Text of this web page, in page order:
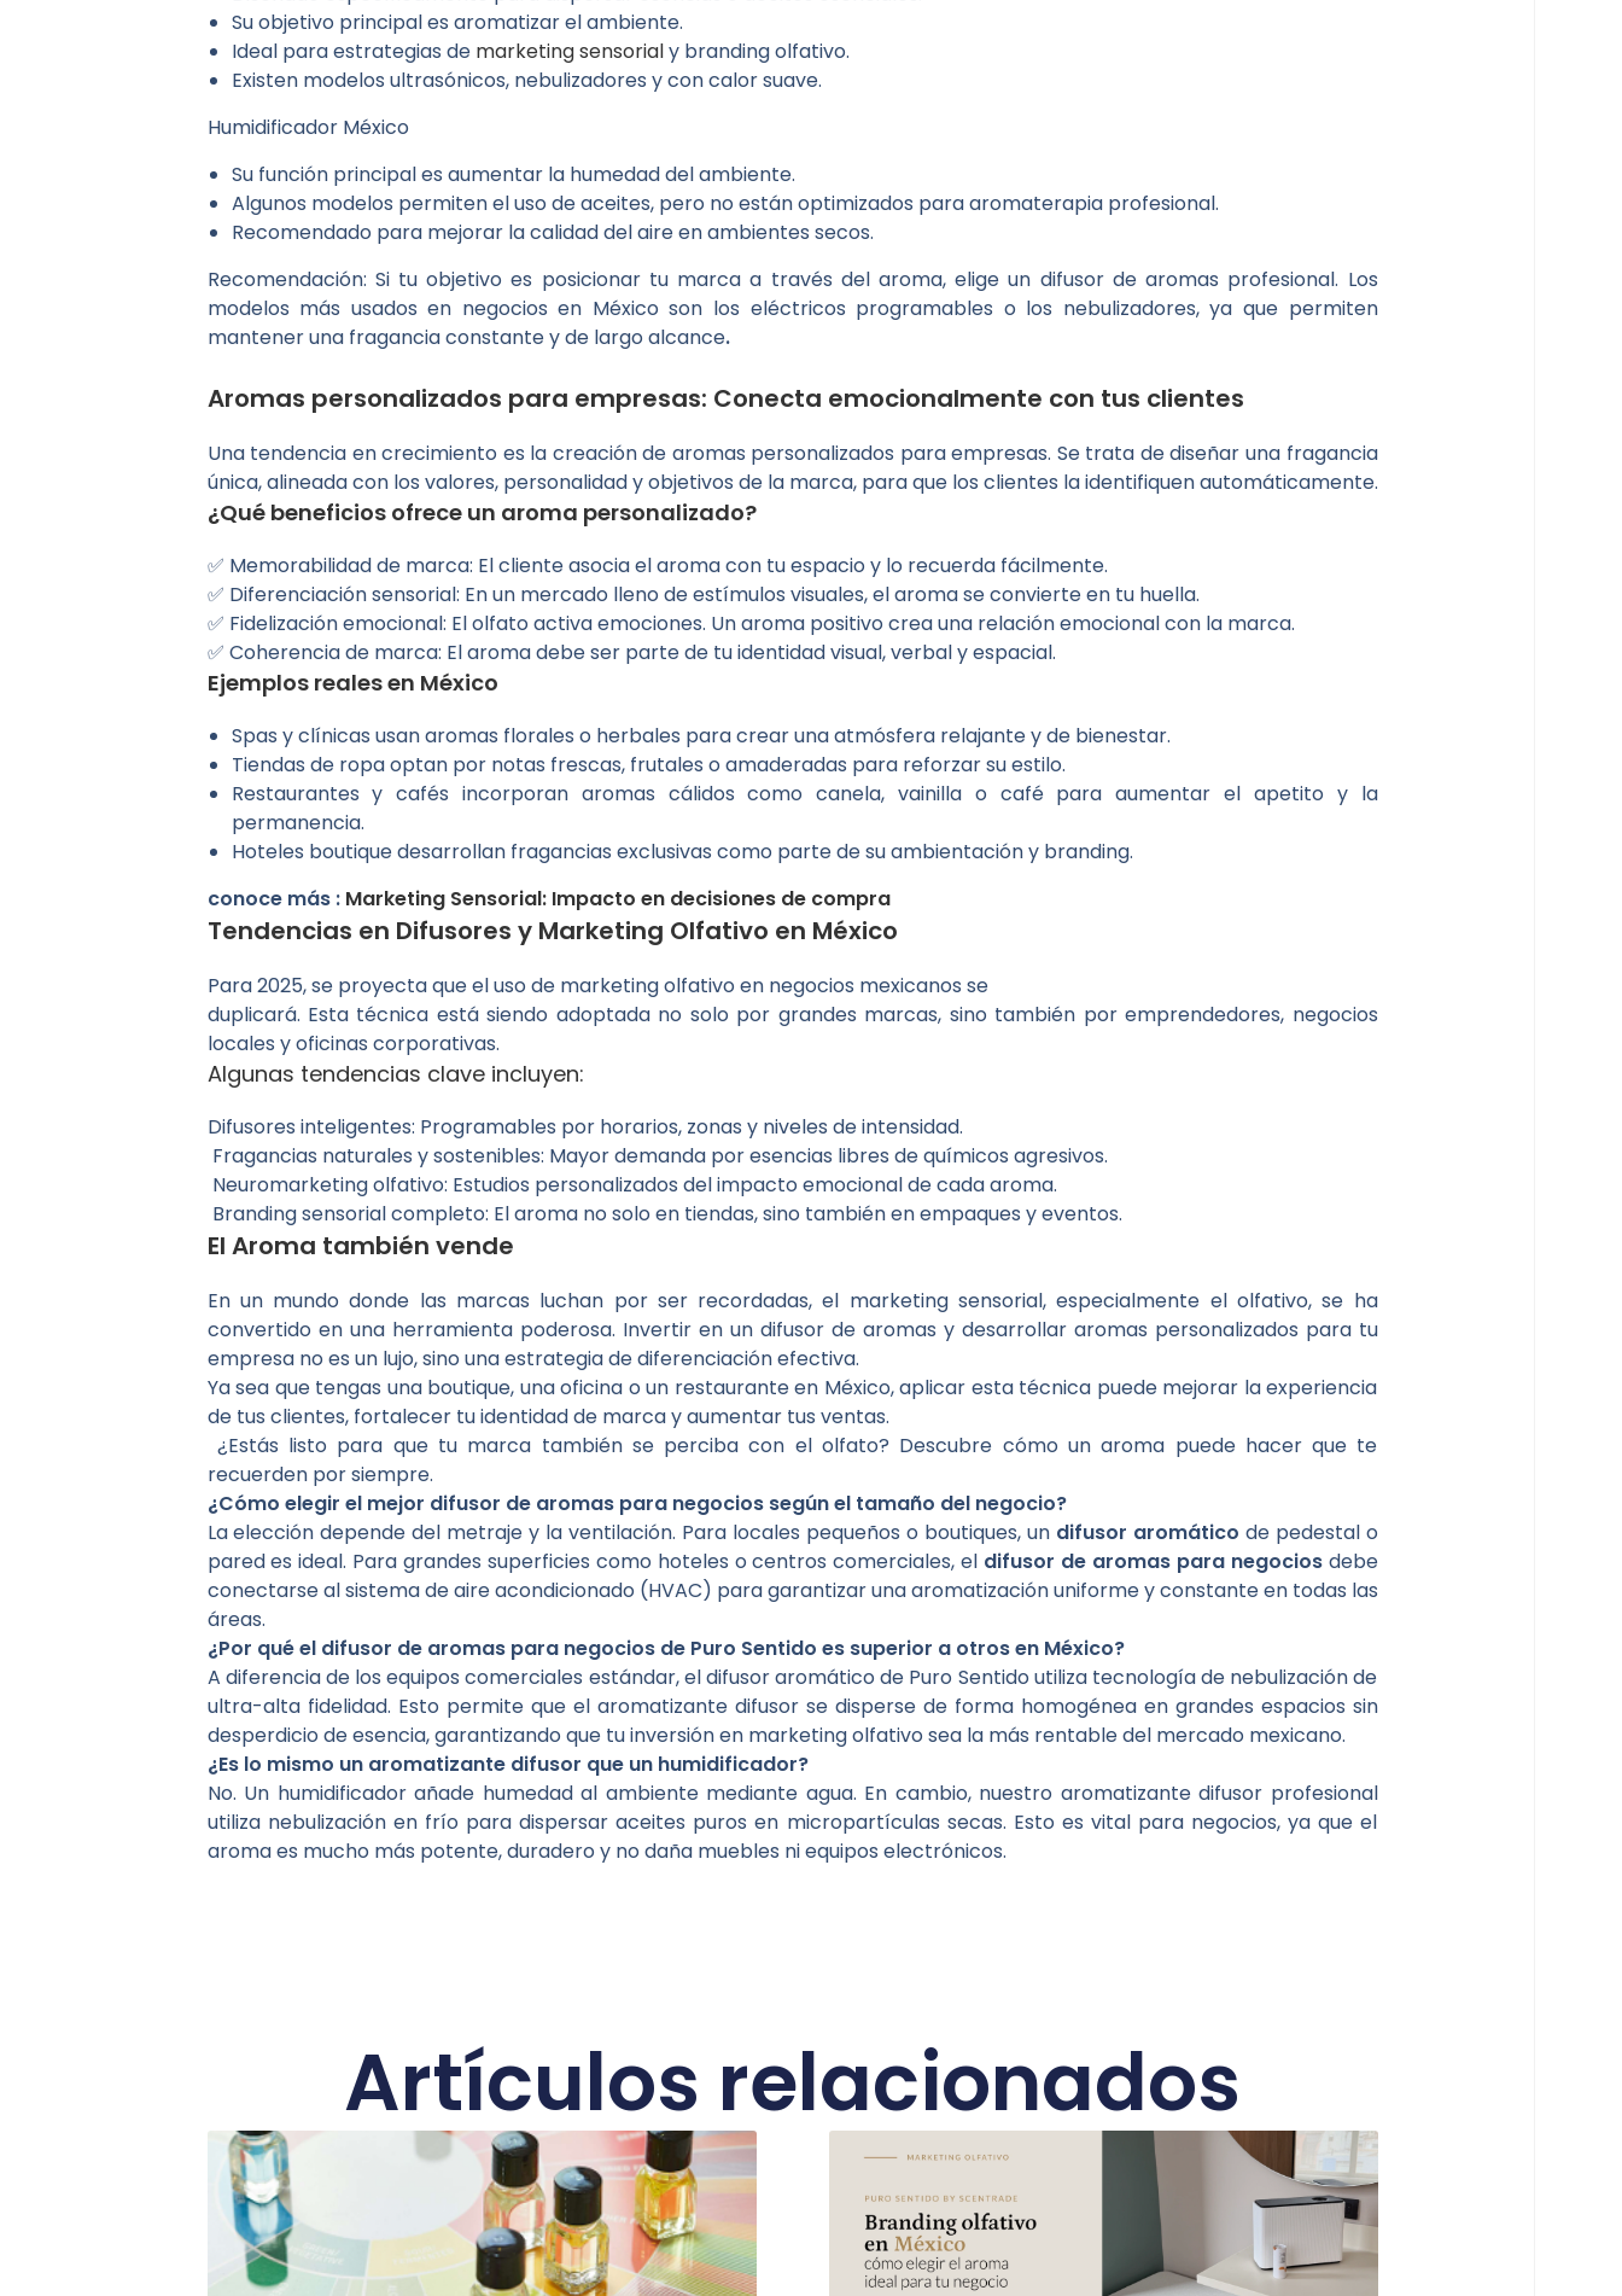
Su objetivo principal es aromatizar el ambiente.
Ideal para estrategias de marketing sensorialy branding olfativo.
Existen modelos ultrasónicos, nebulizadores y con calor suave.
Humidificador México
Su función principal es aumentar la humedad del ambiente.
Algunos modelos permiten el uso de aceites, pero no están optimizados para aromaterapia profesional.
Recomendado para mejorar la calidad del aire en ambientes secos.
Recomendación: Si tu objetivo es posicionar tu marca a través del aroma, elige un difusor de aromas profesional. Los
modelos más usados en negocios en México son los eléctricos programables o los nebulizadores, ya que permiten
mantener una fragancia constante y de largo alcance.
Aromas personalizados para empresas: Conecta emocionalmente con tus clientes
Una tendencia en crecimiento es la creación de aromas personalizados para empresas. Se trata de diseñar una fragancia
única, alineada con los valores, personalidad y objetivos de la marca, para que los clientes la identifiquen automáticamente.
¿Qué beneficios ofrece un aroma personalizado?
✅ Memorabilidad de marca: El cliente asocia el aroma con tu espacio y lo recuerda fácilmente.
✅ Diferenciación sensorial: En un mercado lleno de estímulos visuales, el aroma se convierte en tu huella.
✅ Fidelización emocional: El olfato activa emociones. Un aroma positivo crea una relación emocional con la marca.
✅ Coherencia de marca: El aroma debe ser parte de tu identidad visual, verbal y espacial.
Ejemplos reales en México
Spas y clínicas usan aromas florales o herbales para crear una atmósfera relajante y de bienestar.
Tiendas de ropa optan por notas frescas, frutales o amaderadas para reforzar su estilo.
Restaurantes y cafés incorporan aromas cálidos como canela, vainilla o café para aumentar el apetito y la
permanencia.
Hoteles boutique desarrollan fragancias exclusivas como parte de su ambientación y branding.
conoce más : Marketing Sensorial: Impacto en decisiones de compra
Tendencias en Difusores y Marketing Olfativo en México
Para 2025, se proyecta que el uso de marketing olfativo en negocios mexicanos se
duplicará. Esta técnica está siendo adoptada no solo por grandes marcas, sino también por emprendedores, negocios
locales y oficinas corporativas.
Algunas tendencias clave incluyen:
Difusores inteligentes: Programables por horarios, zonas y niveles de intensidad.
Fragancias naturales y sostenibles: Mayor demanda por esencias libres de químicos agresivos.
Neuromarketing olfativo: Estudios personalizados del impacto emocional de cada aroma.
Branding sensorial completo: El aroma no solo en tiendas, sino también en empaques y eventos.
El Aroma también vende
En un mundo donde las marcas luchan por ser recordadas, el marketing sensorial, especialmente el olfativo, se ha
convertido en una herramienta poderosa. Invertir en un difusor de aromas y desarrollar aromas personalizados para tu
empresa no es un lujo, sino una estrategia de diferenciación efectiva.
Ya sea que tengas una boutique, una oficina o un restaurante en México, aplicar esta técnica puede mejorar la experiencia
de tus clientes, fortalecer tu identidad de marca y aumentar tus ventas.
¿Estás listo para que tu marca también se perciba con el olfato? Descubre cómo un aroma puede hacer que te
recuerden por siempre.
¿Cómo elegir el mejor difusor de aromas para negocios según el tamaño del negocio?
La elección depende del metraje y la ventilación. Para locales pequeños o boutiques, un difusor aromático de pedestal o
pared es ideal. Para grandes superficies como hoteles o centros comerciales, el difusor de aromas para negociosdebe
conectarse al sistema de aire acondicionado (HVAC) para garantizar una aromatización uniforme y constante en todas las
áreas.
¿Por qué el difusor de aromas para negocios de Puro Sentido es superior a otros en México?
A diferencia de los equipos comerciales estándar, el difusor aromático de Puro Sentido utiliza tecnología de nebulización de
ultra-alta fidelidad. Esto permite que el aromatizante difusor se disperse de forma homogénea en grandes espacios sin
desperdicio de esencia, garantizando que tu inversión en marketing olfativo sea la más rentable del mercado mexicano.
¿Es lo mismo un aromatizante difusor que un humidificador?
No. Un humidificador añade humedad al ambiente mediante agua. En cambio, nuestro aromatizante difusor profesional
utiliza nebulización en frío para dispersar aceites puros en micropartículas secas. Esto es vital para negocios, ya que el
aroma es mucho más potente, duradero y no daña muebles ni equipos electrónicos.
Artículos relacionados